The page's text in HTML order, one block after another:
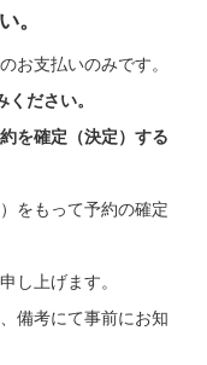
。
お支払いのみです。
ださい。
を確定（決定）する
をもって予約の確定
し上げます。
備考にて事前にお知